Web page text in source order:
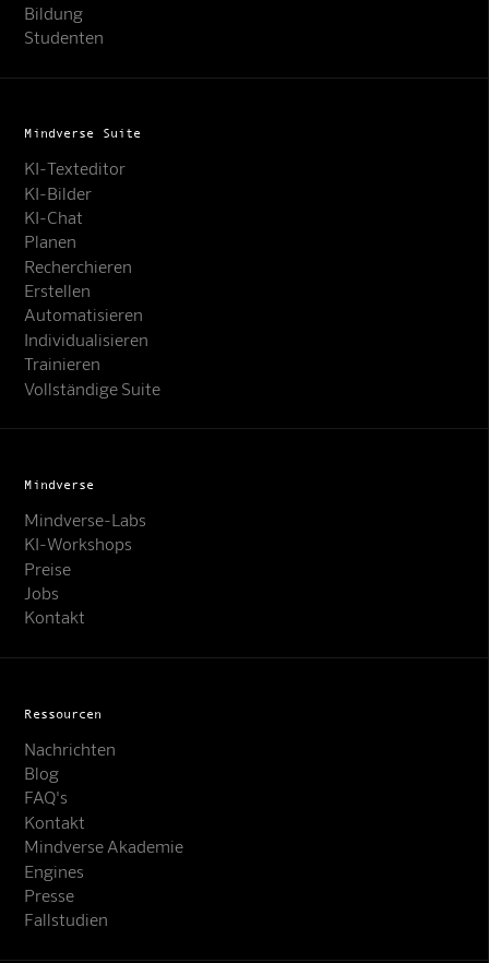
Online · KI-Assistent
Bildung
Studenten
Mindverse Suite
KI-Texteditor
KI-Bilder
KI-Chat
Planen
Recherchieren
Erstellen
Automatisieren
Individualisieren
Trainieren
Vollständige Suite
Mindverse
Mindverse-Labs
KI-Workshops
Preise
Jobs
Kontakt
Ressourcen
Nachrichten
Blog
FAQ's
Kontakt
Mindverse Akademie
Engines
Presse
Fallstudien